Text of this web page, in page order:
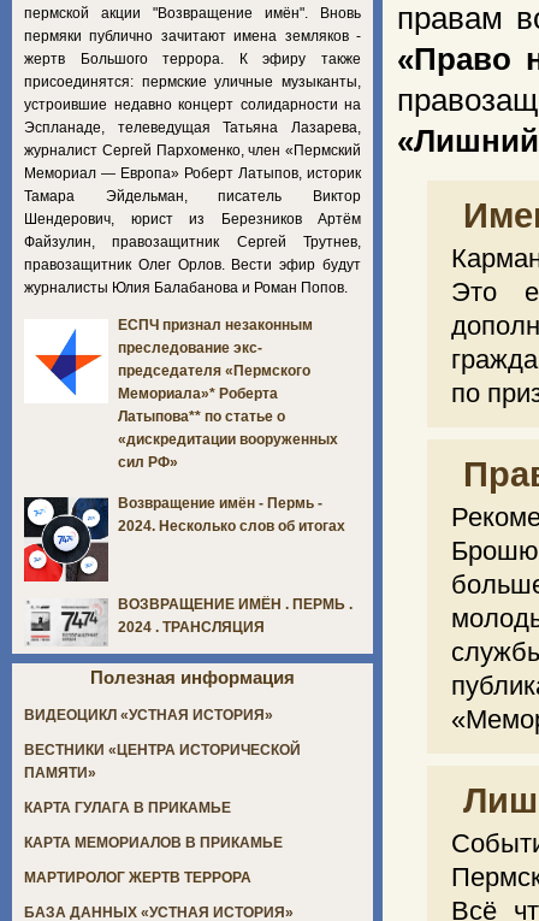
правам
«Право
Это
по
Всё
пермской акции "Возвращение имён". Вновь
пермяки публично зачитают имена земляков -
жертв Большого террора. К эфиру также
присоединятся: пермские уличные музыканты,
устроившие недавно концерт солидарности на
Эспланаде, телеведущая Татьяна Лазарева,
журналист Сергей Пархоменко, член «Пермский
Мемориал — Европа» Роберт Латыпов, историк
Тамара Эйдельман, писатель Виктор
Шендерович, юрист из Березников Артём
Файзулин, правозащитник Сергей Трутнев,
правозащитник Олег Орлов. Вести эфир будут
журналисты Юлия Балабанова и Роман Попов.
ЕСПЧ признал незаконным
преследование экс-
председателя «Пермского
Мемориала»* Роберта
Латыпова** по статье о
«дискредитации вооруженных
сил РФ»
Возвращение имён - Пермь -
2024. Несколько слов об итогах
ВОЗВРАЩЕНИЕ ИМЁН . ПЕРМЬ .
2024 . ТРАНСЛЯЦИЯ
Полезная информация
ВИДЕОЦИКЛ «УСТНАЯ ИСТОРИЯ»
ВЕСТНИКИ «ЦЕНТРА ИСТОРИЧЕСКОЙ
ПАМЯТИ»
КАРТА ГУЛАГА В ПРИКАМЬЕ
КАРТА МЕМОРИАЛОВ В ПРИКАМЬЕ
МАРТИРОЛОГ ЖЕРТВ ТЕРРОРА
БАЗА ДАННЫХ «УСТНАЯ ИСТОРИЯ»